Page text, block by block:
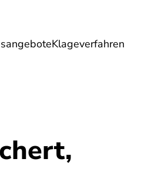
Klageverfahren
Reise Verträge